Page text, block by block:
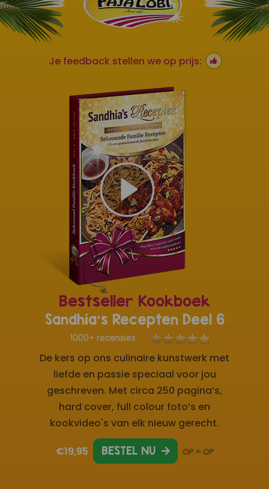
Je feedback stellen we op prijs:
Bestseller Kookboek
Sandhia's Recepten Deel 6
1000+ recensies
De kers op ons culinaire kunstwerk met
liefde en passie speciaal voor jou
geschreven. Met circa 250 pagina’s,
hard cover, full colour foto’s en
kookvideo's van elk nieuw gerecht.
€19,95 BESTEL NU OP = OP